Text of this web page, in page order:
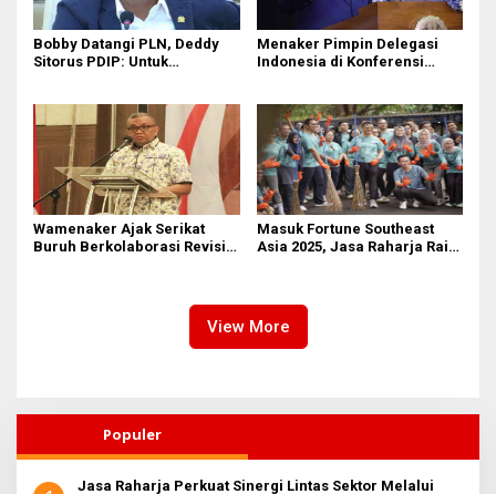
Bobby Datangi PLN, Deddy
Sitorus PDIP: Untuk
Menaker Pimpin Delegasi
Indonesia di Konferensi
Wamenaker Ajak Serikat
Buruh Berkolaborasi Revisi
Masuk Fortune Southeast
Asia 2025, Jasa Raharja Raih
View More
Populer
Jasa Raharja Perkuat Sinergi Lintas Sektor Melalui